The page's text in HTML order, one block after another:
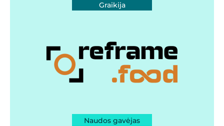
Graikija
Naudos gavėjas